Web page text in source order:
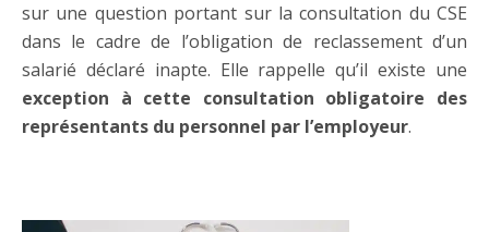
sur une question portant sur la consultation du CSE
dans le cadre de l’obligation de reclassement d’un
salarié déclaré inapte. Elle rappelle qu’il existe une
exception à cette consultation obligatoire des
représentants du personnel par l’employeur.